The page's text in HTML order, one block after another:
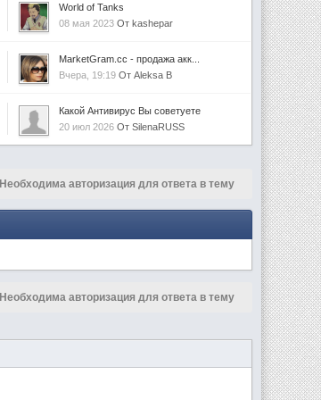
World of Tanks
08 мая 2023 От kashepar
MarketGram.cc - продажа акк...
Вчера, 19:19 От Aleksa B
Какой Антивирус Вы советуете
20 июл 2026 От SilenaRUSS
Необходима авторизация для ответа в тему
Необходима авторизация для ответа в тему